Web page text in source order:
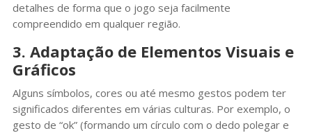
detalhes de forma que o jogo seja facilmente
compreendido em qualquer região.
3. Adaptação de Elementos Visuais e
Gráficos
Alguns símbolos, cores ou até mesmo gestos podem ter
significados diferentes em várias culturas. Por exemplo, o
gesto de “ok” (formando um círculo com o dedo polegar e